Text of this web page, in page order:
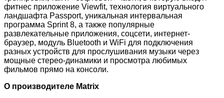
фитнес приложение Viewfit, технология виртуального
ландшафта Passport, уникальная интервальная
программа Sprint 8, а также популярные
развлекательные приложения, соцсети, интернет-
браузер, модуль Bluetooth и WiFi для подключения
разных устройств для прослушивания музыки через
мощные стерео-динамики и просмотра любимых
фильмов прямо на консоли.
О производителе Matrix